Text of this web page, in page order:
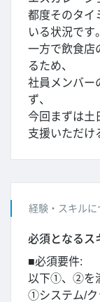
都度そのタイ
いる状況です。
一方で飲食店
るため、
社員メンバー
ず、
今回まずは土
支援いただけ
経験・スキルに
必須となるス
■必須要件:
以下①、②を
①システム/ク